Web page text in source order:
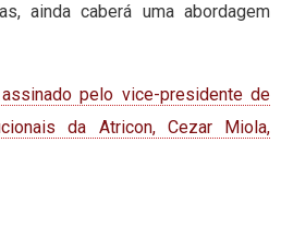
ainda caberá uma abordagem
pelo vice-presidente de
da Atricon, Cezar Miola,